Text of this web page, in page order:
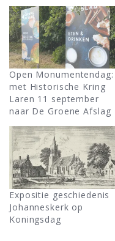
Open Monumentendag:
met Historische Kring
Laren 11 september
naar De Groene Afslag
Expositie geschiedenis
Johanneskerk op
Koningsdag